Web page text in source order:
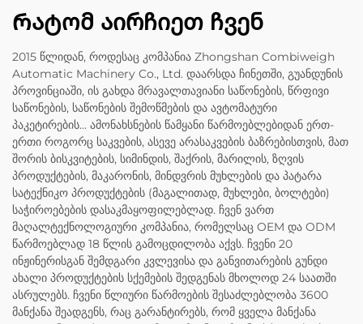
Რატომ აირჩიეთ ჩვენ
2015 წლიდან, როდესაც კომპანია Zhongshan Combiweigh
Automatic Machinery Co., Ltd. დაარსდა ჩინეთში, გუანდუნის
პროვინციაში, ის გახდა მრავალთავიანი საწონების, წრფივი
საწონების, საწონების შემოწმების და ავტომატური
პაკეტირების... ამონახსნების წამყანი წარმოებლებიდან ერთ-
ერთი როგორც საკვების, ასევე არასაკვების ბაზრებისთვის, მათ
შორის ბისკვიტების, სიმინდის, შაქრის, მარილის, ზღვის
პროდუქტების, მაკარონის, მინდვრის მუხლების და პატარა
სატექნიკო პროდუქტების (მაგალითად, მუხლები, ბოლტები)
საჭიროებების დასაკმაყოფილებლად. ჩვენ ვართ
მაღალტექნოლოგიური კომპანია, რომელსაც OEM და ODM
წარმოებლად 18 წლის გამოცდილობა აქვს. ჩვენი 20
ინჟინერისგან შემდგარი კვლევისა და განვითარების გუნდი
ახალი პროდუქტების სქემების შედგენას მხოლოდ 24 საათში
ასრულებს. ჩვენი წლიური წარმოების შესაძლებლობა 3600
მანქანა შეადგენს, რაც გარანტირებს, რომ ყველა მანქანა